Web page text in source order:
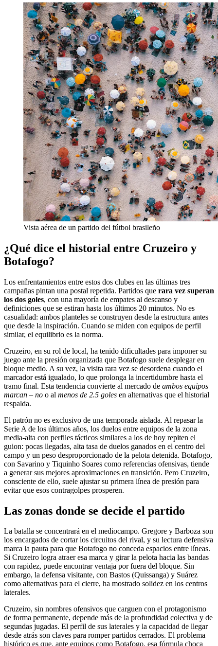
Vista aérea de un partido del fútbol brasileño
¿Qué dice el historial entre Cruzeiro y
Botafogo?
Los enfrentamientos entre estos dos clubes en las últimas tres
campañas pintan una postal repetida. Partidos que rara vez superan
los dos goles, con una mayoría de empates al descanso y
definiciones que se estiran hasta los últimos 20 minutos. No es
casualidad: ambos planteles se construyen desde la estructura antes
que desde la inspiración. Cuando se miden con equipos de perfil
similar, el equilibrio es la norma.
Cruzeiro, en su rol de local, ha tenido dificultades para imponer su
juego ante la presión organizada que Botafogo suele desplegar en
bloque medio. A su vez, la visita rara vez se desordena cuando el
marcador está igualado, lo que prolonga la incertidumbre hasta el
tramo final. Esta tendencia convierte al mercado de ambos equipos
marcan – no o al menos de 2.5 goles en alternativas que el historial
respalda.
El patrón no es exclusivo de una temporada aislada. Al repasar la
Serie A de los últimos años, los duelos entre equipos de la zona
media-alta con perfiles tácticos similares a los de hoy repiten el
guion: pocas llegadas, alta tasa de duelos ganados en el centro del
campo y un peso desproporcionado de la pelota detenida. Botafogo,
con Savarino y Tiquinho Soares como referencias ofensivas, tiende
a generar sus mejores aproximaciones en transición. Pero Cruzeiro,
consciente de ello, suele ajustar su primera línea de presión para
evitar que esos contragolpes prosperen.
Las zonas donde se decide el partido
La batalla se concentrará en el mediocampo. Gregore y Barboza son
los encargados de cortar los circuitos del rival, y su lectura defensiva
marca la pauta para que Botafogo no conceda espacios entre líneas.
Si Cruzeiro logra atraer esa marca y girar la pelota hacia las bandas
con rapidez, puede encontrar ventaja por fuera del bloque. Sin
embargo, la defensa visitante, con Bastos (Quissanga) y Suárez
como alternativas para el cierre, ha mostrado solidez en los centros
laterales.
Cruzeiro, sin nombres ofensivos que carguen con el protagonismo
de forma permanente, depende más de la profundidad colectiva y de
segundas jugadas. El perfil de sus laterales y la capacidad de llegar
desde atrás son claves para romper partidos cerrados. El problema
histórico es que, ante equipos como Botafogo, esa fórmula choca